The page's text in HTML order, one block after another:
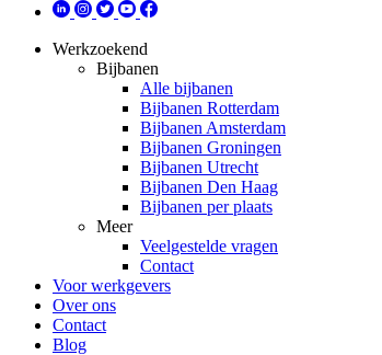
Werkzoekend
Bijbanen
Alle bijbanen
Bijbanen Rotterdam
Bijbanen Amsterdam
Bijbanen Groningen
Bijbanen Utrecht
Bijbanen Den Haag
Bijbanen per plaats
Meer
Veelgestelde vragen
Contact
Voor werkgevers
Over ons
Contact
Blog